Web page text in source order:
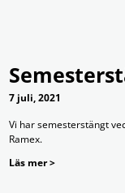
7 juli, 2021
Vi har semesterstängt
Ramex.
Läs mer >